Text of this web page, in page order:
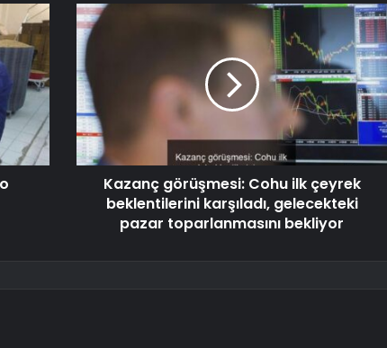
Kazanç görüşmesi: Cohu ilk çeyrek
beklentilerini karşıladı, gelecekteki
pazar toparlanmasını bekliyor